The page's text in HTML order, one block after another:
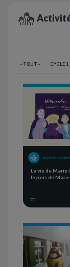
- TOUT - CYCLE 1
SÉQUENCE
La vie de Marie
leçons de
C3